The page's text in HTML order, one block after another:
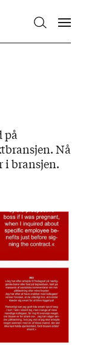
på
Nå
i bransjen.